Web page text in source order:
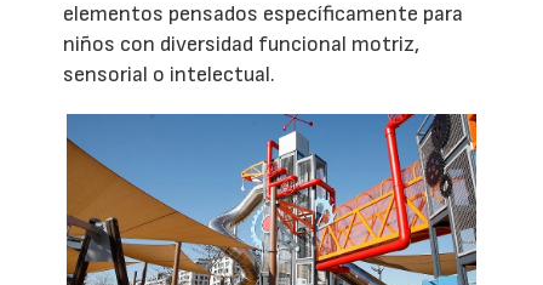
elementos pensados específicamente para
niños con diversidad funcional motriz,
sensorial o intelectual.